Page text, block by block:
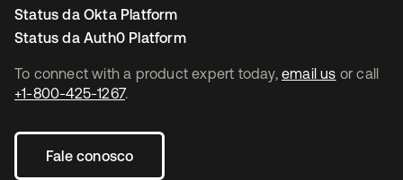
To connect with a product expert today, email us or call
+1-800-425-1267.
Fale conosco
Status da Okta Platform
Status da Auth0 Platform